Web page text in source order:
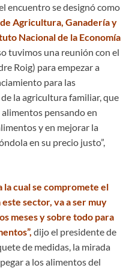
encuentro se designó como
Agricultura, Ganadería y
Nacional de la Economía
tuvimos una reunión con el
Roig) para empezar a
para las
la agricultura familiar, que
pensando en
y en mejorar la
en su precio justo”,
la cual se compromete el
sector, va a ser muy
meses y sobre todo para
dijo el presidente de
de medidas, la mirada
a los alimentos del